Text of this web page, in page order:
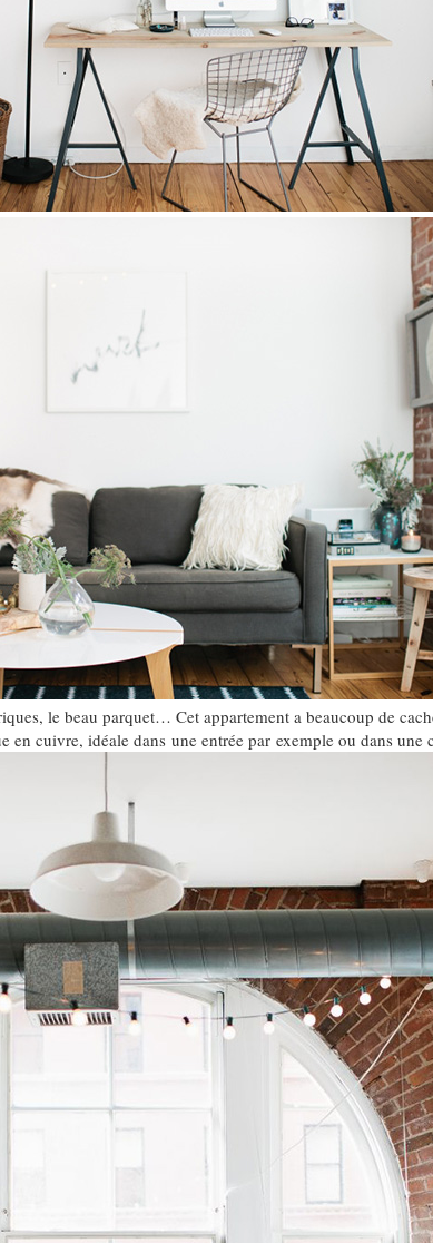
le beau parquet… Cet appartement a beaucoup de
en cuivre, idéale dans une entrée par exemple ou dans une